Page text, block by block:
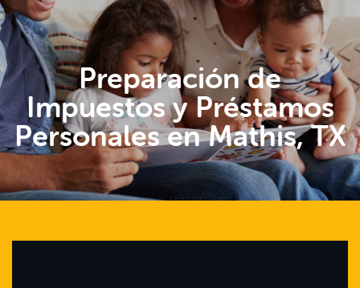
About
Services
Locations
Blog
Contact
Preparación de
Impuestos y Préstamos
Personales en Mathis, TX